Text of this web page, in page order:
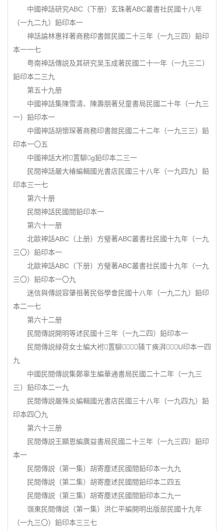
中國神話研究ABC（下册）玄珠著ABC叢書社民國十八年
（一九二九）鉛印本一
神話論林惠祥著商務印書館民國二十三年（一九三四）鉛印
本一一七
粤南神話傳説及其研究吴玉成著民國二十一年（一九三二）
鉛印本二三九
第五十九册
中國神話集陳雪清、陳壽朋著兒童書局民國二十年（一九三
一）鉛印本一
中國神話胡懷琛著商務印書館民國二十二年（一九三三）鉛
印本一〇五
中國神話大袝置駠g鉛印本二三一
民間神話嚴大椿編輯國光書店民國三十八年（一九四九）鉛
印本三一七
第六十册
民間神話民國間鉛印本一
第六十一册
北歐神話ABC（上册）方璧著ABC叢書社民國十九年（一九
三〇）鉛印本一
北歐神話ABC（下册）方璧著ABC叢書社民國十九年（一九
三〇）鉛印本一〇九
迷信與傳説容肇祖著民俗學會民國十八年（一九二九）鉛印
本二一七
第六十二册
民間傳説開明等述民國十三年（一九二四）鉛印本一
民間傳説緑荷女士編大袝置駠辏ㄒ痪湃┿U印本一四
九
中國民間傳説集鄭辜生編華通書局民國二十二年（一九三
三）鉛印本二一九
民間傳説嚴殊炎編輯國光書店民國三十八年（一九四九）鉛
印本四〇九
第六十三册
民間傳説王顯恩編廣益書局民國二十三年（一九三四）鉛印
本一
民間傳説（第一集）胡寄塵述民國間鉛印本一九九
民間傳説（第二集）胡寄塵述民國間鉛印本二四五
民間傳説（第三集）胡寄塵述民國間鉛印本二九一
嶺東民間傳説（第一集）洪仁平編開明出版部民國十九年
（一九三〇）鉛印本三三七